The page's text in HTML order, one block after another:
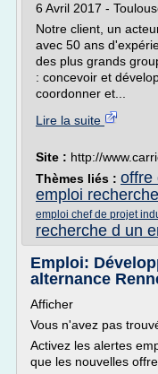
6 Avril 2017 -
Notre client, un
avec 50 ans
des plus grands
: concevoir et
coordonner et...
Lire la suite
Site : http://
Thèmes liés : offre
emploi
emploi chef de projet
recherche d un
Emploi:
alternance
Afficher
Vous n'avez pas
Activez les alertes
que les nouvelles